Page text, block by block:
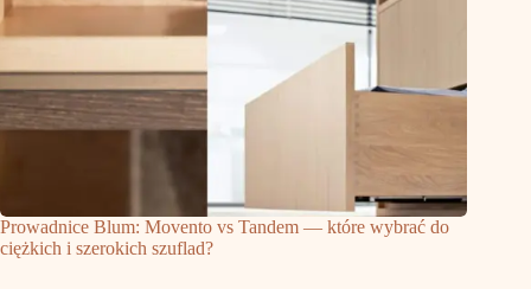
Prowadnice Blum: Movento vs Tandem — które wybrać do
ciężkich i szerokich szuflad?